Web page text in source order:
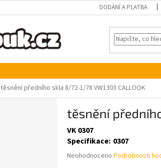
DODÁNÍ A PLATBA
těsnění předního skla 8/72-1/78 VW1303 CALLOOK
těsnění
VK 0307
Specifikace: 0307
Průměrné
Neohodnoceno Podrobnosti